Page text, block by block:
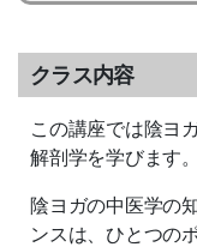
クラス内容
この講座では陰ヨ
解剖学を学びます。
陰ヨガの中医学の
ンスは、ひとつの